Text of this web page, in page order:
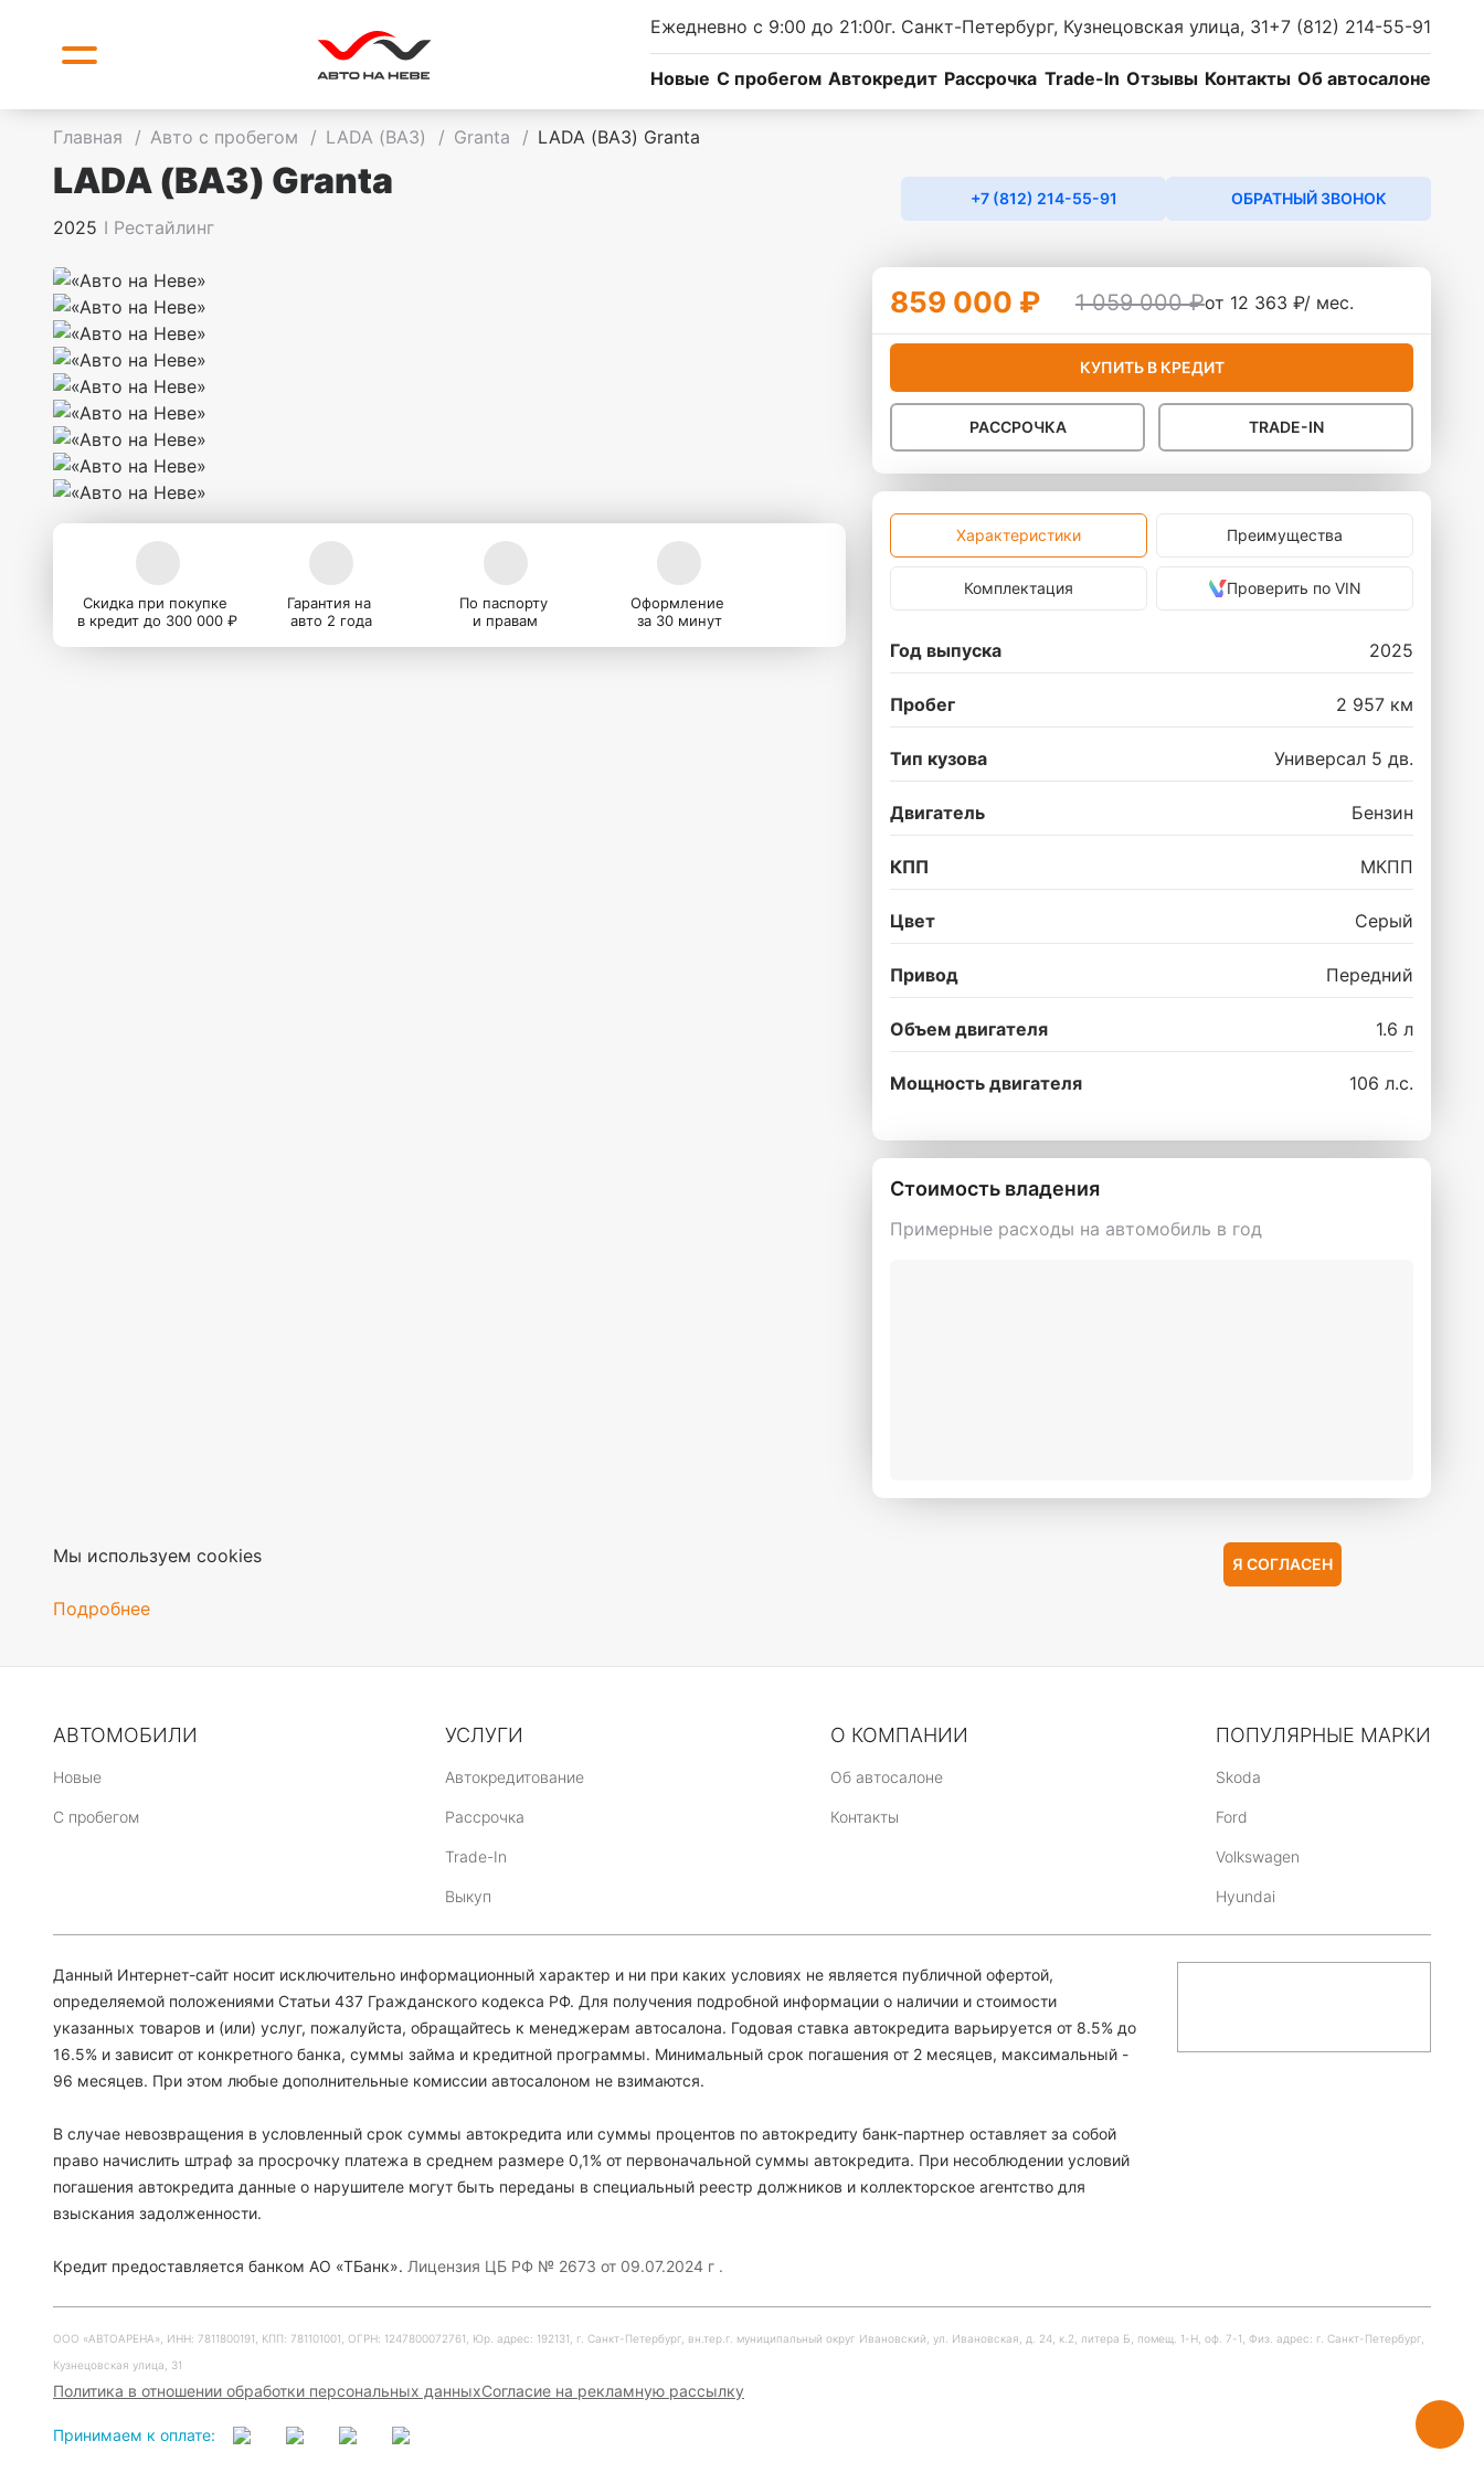
Ежедневно с 9:00 до 21:00г. Санкт-Петербург, Кузнецовская улица, 31+7 (812) 214-55-91
Новые C пробегом Автокредит Рассрочка Trade-In Отзывы Контакты Об автосалоне
Главная / Авто с пробегом / LADA (ВАЗ) / Granta / LADA (ВАЗ) Granta
LADA (ВАЗ) Granta
2025 I Рестайлинг
+7 (812) 214-55-91 ОБРАТНЫЙ ЗВОНОК
Скидка при покупке
в кредит до 300 000 ₽
Гарантия на
авто 2 года
По паспорту
и правам
Оформление
за 30 минут
859 000 ₽ 1 059 000 ₽от 12 363 ₽/ мес.
КУПИТЬ В КРЕДИТ
РАССРОЧКА TRADE-IN
Характеристики Преимущества
Комплектация Проверить по VIN
Год выпуска 2025
Пробег 2 957 км
Тип кузова Универсал 5 дв.
Двигатель Бензин
КПП МКПП
Цвет Серый
Привод Передний
Объем двигателя 1.6 л
Мощность двигателя 106 л.с.
Стоимость владения
Примерные расходы на автомобиль в год
Мы используем cookies
Подробнее
Я СОГЛАСЕН
АВТОМОБИЛИ
Новые
C пробегом
УСЛУГИ
Автокредитование
Рассрочка
Trade-In
Выкуп
О КОМПАНИИ
Об автосалоне
Контакты
ПОПУЛЯРНЫЕ МАРКИ
Skoda
Ford
Volkswagen
Hyundai
Данный Интернет-сайт носит исключительно информационный характер и ни при каких условиях не является публичной офертой,
определяемой положениями Статьи 437 Гражданского кодекса РФ. Для получения подробной информации о наличии и стоимости
указанных товаров и (или) услуг, пожалуйста, обращайтесь к менеджерам автосалона. Годовая ставка автокредита варьируется от 8.5% до
16.5% и зависит от конкретного банка, суммы займа и кредитной программы. Минимальный срок погашения от 2 месяцев, максимальный -
96 месяцев. При этом любые дополнительные комиссии автосалоном не взимаются.
В случае невозвращения в условленный срок суммы автокредита или суммы процентов по автокредиту банк-партнер оставляет за собой
право начислить штраф за просрочку платежа в среднем размере 0,1% от первоначальной суммы автокредита. При несоблюдении условий
погашения автокредита данные о нарушителе могут быть переданы в специальный реестр должников и коллекторское агентство для
взыскания задолженности.
Кредит предоставляется банком АО «ТБанк». Лицензия ЦБ РФ № 2673 от 09.07.2024 г .
ООО «АВТОАРЕНА», ИНН: 7811800191, КПП: 781101001, ОГРН: 1247800072761, Юр. адрес: 192131, г. Санкт-Петербург, вн.тер.г. муниципальный округ Ивановский, ул. Ивановская, д. 24, к.2, литера Б, помещ. 1-Н, оф. 7-1, Физ. адрес: г. Санкт-Петербург,
Кузнецовская улица, 31
Политика в отношении обработки персональных данныхСогласие на рекламную рассылку
Принимаем к оплате: